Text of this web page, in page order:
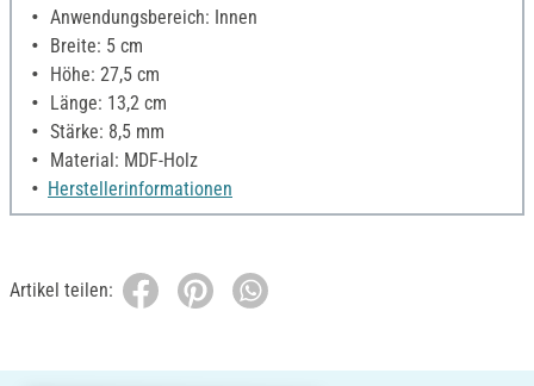
Anwendungsbereich: Innen
Breite: 5 cm
Höhe: 27,5 cm
Länge: 13,2 cm
Stärke: 8,5 mm
Material: MDF-Holz
Herstellerinformationen
Artikel teilen: